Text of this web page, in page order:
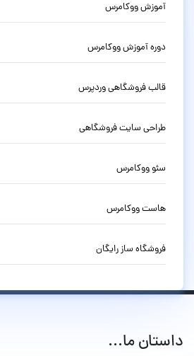
آموزش ووکامرس
دوره آموزش ووکامرس
قالب فروشگاهی وردپرس
طراحی سایت فروشگاهی
سئو ووکامرس
هاست ووکامرس
فروشگاه ساز رایگان
داستان ما...